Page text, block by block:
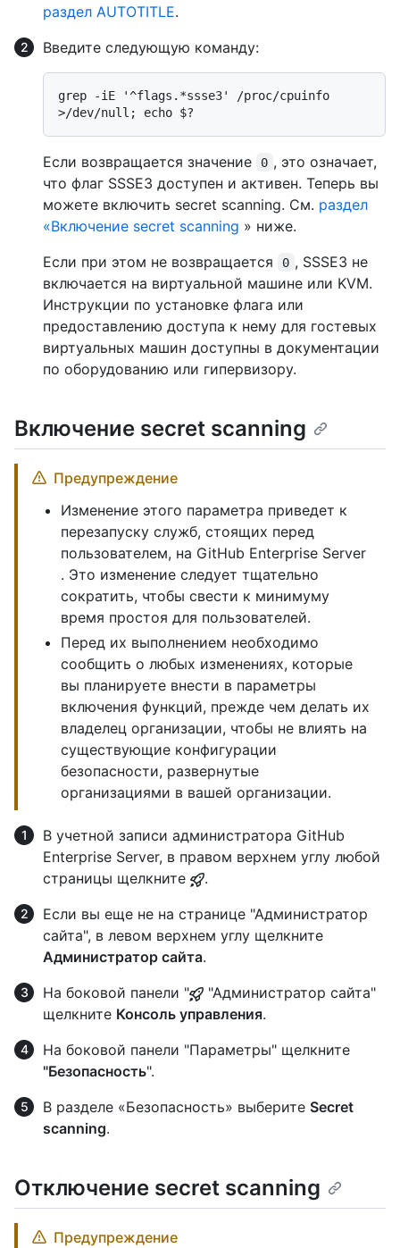
раздел AUTOTITLE.
Введите следующую команду:
grep -iE '^flags.*ssse3' /proc/cpuinfo
Если возвращается значение 0 , это означает,
что флаг SSSE3 доступен и активен. Теперь вы
можете включить secret scanning. См. раздел
«Включение secret scanning » ниже.
Если при этом не возвращается
0 , SSSE3 не
включается на виртуальной машине или KVM.
Инструкции по установке флага или
предоставлению доступа к нему для гостевых
виртуальных машин доступны в документации
по оборудованию или гипервизору.
Включение secret scanning
Предупреждение
Изменение этого параметра приведет к
перезапуску служб, стоящих перед
пользователем, на GitHub Enterprise Server
. Это изменение следует тщательно
сократить, чтобы свести к минимуму
время простоя для пользователей.
Перед их выполнением необходимо
сообщить о любых изменениях, которые
вы планируете внести в параметры
включения функций, прежде чем делать их
владелец организации, чтобы не влиять на
существующие конфигурации
безопасности, развернутые
организациями в вашей организации.
В учетной записи администратора GitHub
Enterprise Server, в правом верхнем углу любой
страницы щелкните
.
Если вы еще не на странице "Администратор
сайта", в левом верхнем углу щелкните
Администратор сайта.
На боковой панели "
"Администратор сайта"
щелкните Консоль управления.
На боковой панели "Параметры" щелкните
"Безопасность".
В разделе «Безопасность» выберите Secret
scanning.
Отключение secret scanning
Предупреждение